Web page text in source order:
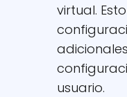
virtual.
usuario.